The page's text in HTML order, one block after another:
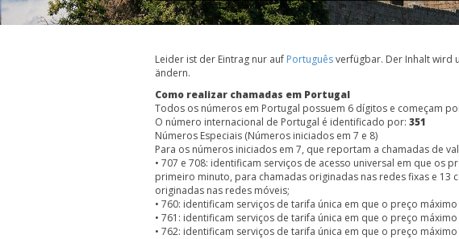
Leider ist der Eintrag nur auf Portuguêsverfügbar. Der Inhalt wird
ändern.
Como realizar chamadas em Portugal
Todos os números em Portugal possuem 6 dígitos e começam
O número internacional de Portugal é identificado por: 351
Números Especiais (Números iniciados em 7 e 8)
Para os números iniciados em 7, que reportam a chamadas de
• 707 e 708: identificam serviços de acesso universal em que os
primeiro minuto, para chamadas originadas nas redes fixas e
originadas nas redes móveis;
• 760: identificam serviços de tarifa única em que o preço
• 761: identificam serviços de tarifa única em que o preço
• 762: identificam serviços de tarifa única em que o preço